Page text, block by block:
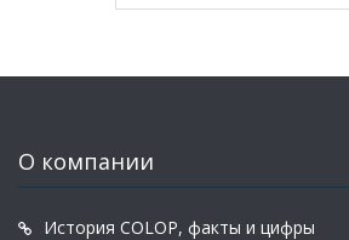
О компании
История COLOP, факты и цифры